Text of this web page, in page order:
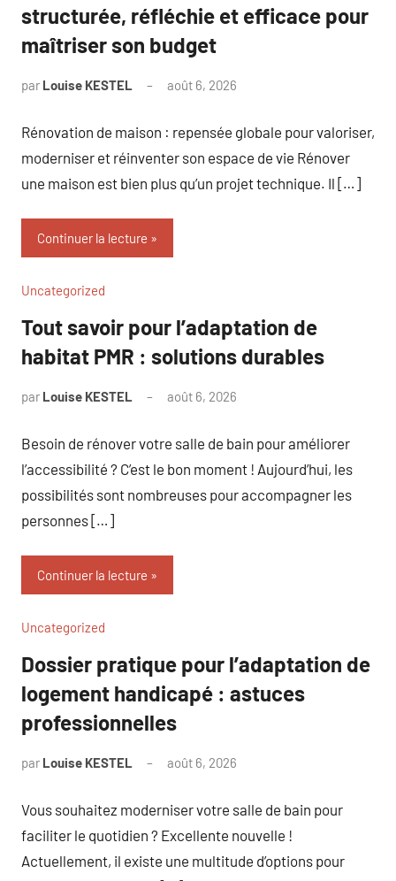
structurée, réfléchie et efficace pour
maîtriser son budget
par Louise KESTEL août 6, 2026
Rénovation de maison : repensée globale pour valoriser,
moderniser et réinventer son espace de vie Rénover
une maison est bien plus qu’un projet technique. Il […]
Continuer la lecture
Uncategorized
Tout savoir pour l’adaptation de
habitat PMR : solutions durables
par Louise KESTEL août 6, 2026
Besoin de rénover votre salle de bain pour améliorer
l’accessibilité ? C’est le bon moment ! Aujourd’hui, les
possibilités sont nombreuses pour accompagner les
personnes […]
Continuer la lecture
Uncategorized
Dossier pratique pour l’adaptation de
logement handicapé : astuces
professionnelles
par Louise KESTEL août 6, 2026
Vous souhaitez moderniser votre salle de bain pour
faciliter le quotidien ? Excellente nouvelle !
Actuellement, il existe une multitude d’options pour